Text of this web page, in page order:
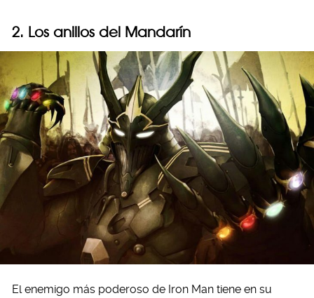
2. Los anillos del Mandarín
El enemigo más poderoso de Iron Man tiene en su